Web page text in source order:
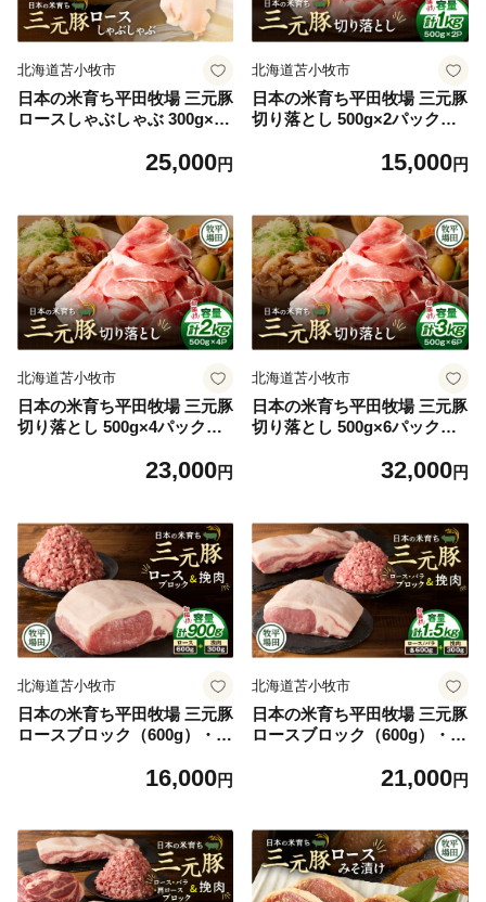
北海道苫小牧市
日本の米育ち平田牧場 三元豚
ロースしゃぶしゃぶ 300g×3
25,000円
北海道苫小牧市
日本の米育ち平田牧場 三元豚
切り落とし 500g×2パック
15,000円
北海道苫小牧市
日本の米育ち平田牧場 三元豚
切り落とし 500g×4パック
23,000円
北海道苫小牧市
日本の米育ち平田牧場 三元豚
切り落とし 500g×6パック
32,000円
北海道苫小牧市
日本の米育ち平田牧場 三元豚
ロースブロック（600g）・挽
16,000円
北海道苫小牧市
日本の米育ち平田牧場 三元豚
ロースブロック（600g）・バ
（300g）計1.5kg T036-010
21,000円